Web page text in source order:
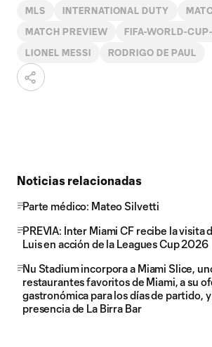
MLS INTERNATIONAL DUTY
MATCH PREVIEW FIFA-WORLD-
LIONEL MESSI RODRIGO DE PAUL
Noticias relacionadas
Parte médico: Mateo Silvetti
PREVIA: Inter Miami CF recibe la visita
Luis en acción de la Leagues Cup 2026
Nu Stadium incorpora a Miami Slice,
restaurantes favoritos de Miami, a su
gastronómica para los días de partido,
presencia de La Birra Bar